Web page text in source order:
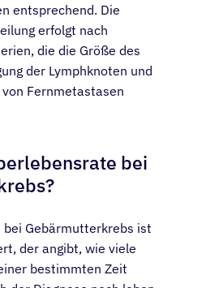
entsprechend. Die
erfolgt nach
die die Größe des
der Lymphknoten und
Fernmetastasen
bei
bei Gebärmutterkrebs ist
der angibt, wie viele
bestimmten Zeit